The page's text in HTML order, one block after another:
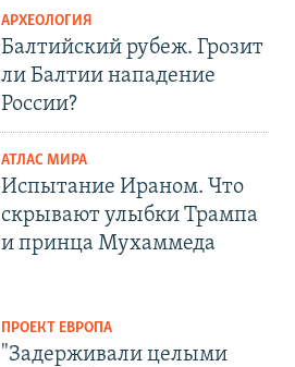
АРХЕОЛОГИЯ
Балтийский рубеж. Грозит
ли Балтии нападение
России?
АТЛАС МИРА
Испытание Ираном. Что
скрывают улыбки Трампа
и принца Мухаммеда
ПРОЕКТ ЕВРОПА
"Задерживали целыми